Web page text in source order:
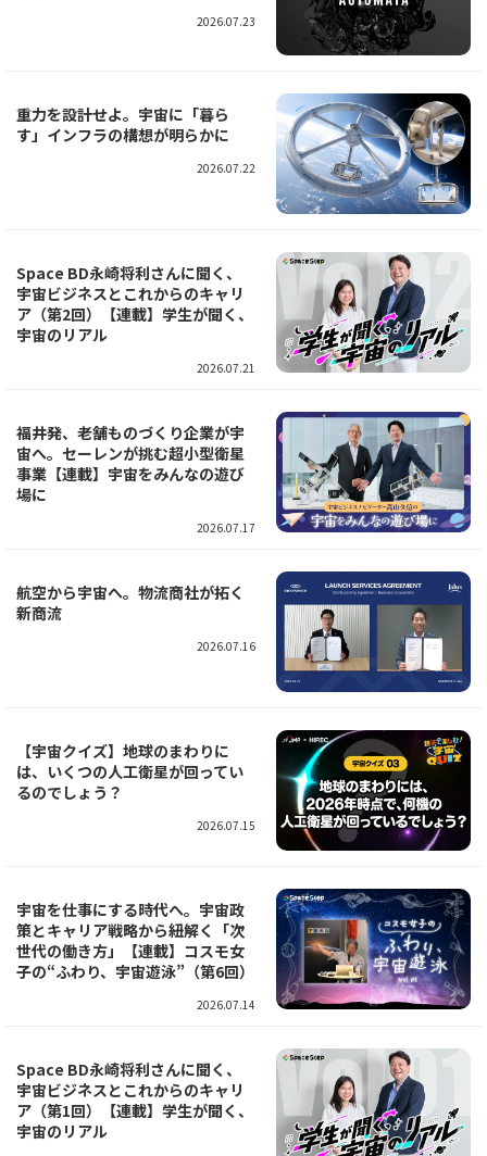
2026.07.23
重力を設計せよ。宇宙に「暮ら
す」インフラの構想が明らかに
2026.07.22
Space BD永崎将利さんに聞く、
宇宙ビジネスとこれからのキャリ
ア（第2回）【連載】学生が聞く、
宇宙のリアル
2026.07.21
福井発、老舗ものづくり企業が宇
宙へ。セーレンが挑む超小型衛星
事業【連載】宇宙をみんなの遊び
場に
2026.07.17
航空から宇宙へ。物流商社が拓く
新商流
2026.07.16
【宇宙クイズ】地球のまわりに
は、いくつの人工衛星が回ってい
るのでしょう？
2026.07.15
宇宙を仕事にする時代へ。宇宙政
策とキャリア戦略から紐解く「次
世代の働き方」【連載】コスモ女
子の“ふわり、宇宙遊泳”（第6回）
2026.07.14
Space BD永崎将利さんに聞く、
宇宙ビジネスとこれからのキャリ
ア（第1回）【連載】学生が聞く、
宇宙のリアル